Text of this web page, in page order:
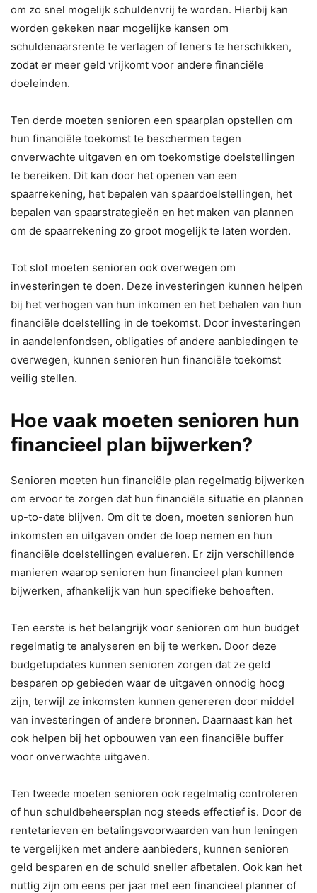
om zo snel mogelijk schuldenvrij te worden. Hierbij kan
worden gekeken naar mogelijke kansen om
schuldenaarsrente te verlagen of leners te herschikken,
zodat er meer geld vrijkomt voor andere financiële
doeleinden.
Ten derde moeten senioren een spaarplan opstellen om
hun financiële toekomst te beschermen tegen
onverwachte uitgaven en om toekomstige doelstellingen
te bereiken. Dit kan door het openen van een
spaarrekening, het bepalen van spaardoelstellingen, het
bepalen van spaarstrategieën en het maken van plannen
om de spaarrekening zo groot mogelijk te laten worden.
Tot slot moeten senioren ook overwegen om
investeringen te doen. Deze investeringen kunnen helpen
bij het verhogen van hun inkomen en het behalen van hun
financiële doelstelling in de toekomst. Door investeringen
in aandelenfondsen, obligaties of andere aanbiedingen te
overwegen, kunnen senioren hun financiële toekomst
veilig stellen.
Hoe vaak moeten senioren hun
financieel plan bijwerken?
Senioren moeten hun financiële plan regelmatig bijwerken
om ervoor te zorgen dat hun financiële situatie en plannen
up-to-date blijven. Om dit te doen, moeten senioren hun
inkomsten en uitgaven onder de loep nemen en hun
financiële doelstellingen evalueren. Er zijn verschillende
manieren waarop senioren hun financieel plan kunnen
bijwerken, afhankelijk van hun specifieke behoeften.
Ten eerste is het belangrijk voor senioren om hun budget
regelmatig te analyseren en bij te werken. Door deze
budgetupdates kunnen senioren zorgen dat ze geld
besparen op gebieden waar de uitgaven onnodig hoog
zijn, terwijl ze inkomsten kunnen genereren door middel
van investeringen of andere bronnen. Daarnaast kan het
ook helpen bij het opbouwen van een financiële buffer
voor onverwachte uitgaven.
Ten tweede moeten senioren ook regelmatig controleren
of hun schuldbeheersplan nog steeds effectief is. Door de
rentetarieven en betalingsvoorwaarden van hun leningen
te vergelijken met andere aanbieders, kunnen senioren
geld besparen en de schuld sneller afbetalen. Ook kan het
nuttig zijn om eens per jaar met een financieel planner of